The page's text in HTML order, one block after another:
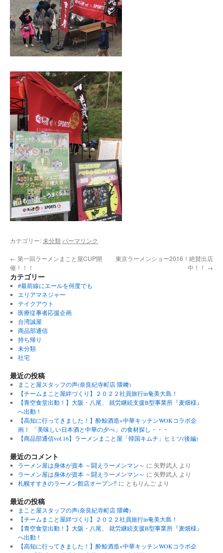
カテゴリー:未分類 パーマリンク
← 第一回ラーメンまこと屋CUP開
催！！！
東京ラーメンショー2016！絶賛出店
中！！ →
カテゴリー
#最前線にエールを何度でも
エリアマネジャー
テイクアウト
医療従事者応援企画
台湾誠屋
商品部通信
持ち帰り
未分類
社宅
最近の投稿
まこと屋スタッフの声(奈良紀寺町店 隈﨑)
【チームまこと屋絆づくり】２０２２社員旅行in奄美大島！
【青空食堂出動！】大阪・八尾、 就労継続支援B型事業所『麦畑様』
へ出動！
【高知に行ってきました！】酔鯨酒造×中華キッチンWOKコラボ企
画！ 「美味しい日本酒と中華の夕べ」の食材探し・・・
【商品部通信vol.16】ラーメンまこと屋「韓国キムチ」ヒミツ(後編)
最近のコメント
ラーメン屋は身体が資本 ～闘えラーメンマン～ に 矢野武人 より
ラーメン屋は身体が資本 ～闘えラーメンマン～ に 矢野武人 より
札幌すすきのラーメン館店オープン‼︎ に ともりんごより
最近の投稿
まこと屋スタッフの声(奈良紀寺町店 隈﨑)
【チームまこと屋絆づくり】２０２２社員旅行in奄美大島！
【青空食堂出動！】大阪・八尾、 就労継続支援B型事業所『麦畑様』
へ出動！
【高知に行ってきました！】酔鯨酒造×中華キッチンWOKコラボ企